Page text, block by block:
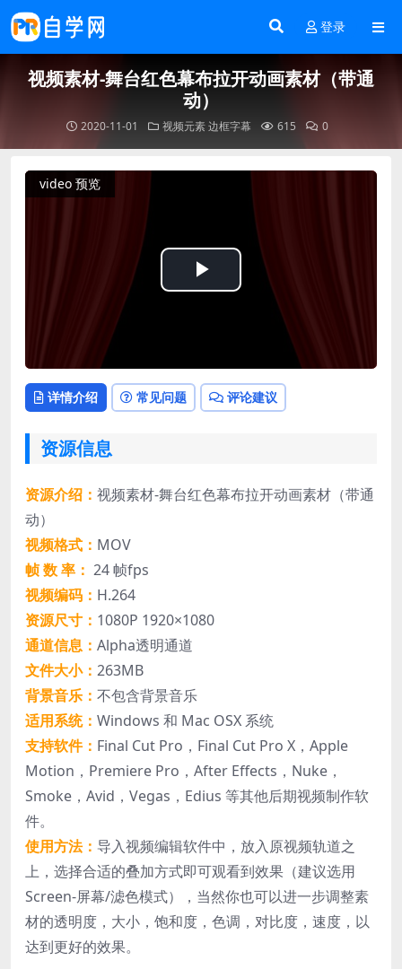
登录
视频素材-舞台红色幕布拉开动画素材（带通
动）
2020-11-01 视频元素边框字幕 615 0
video 预览
Play
详情介绍 常见问题 评论建议
资源信息
资源介绍： 视频素材-舞台红色幕布拉开动画素材（带通
动）
视频格式： MOV
帧 数 率： 24 帧fps
视频编码： H.264
资源尺寸： 1080P 1920×1080
通道信息： Alpha透明通道
文件大小： 263MB
背景音乐： 不包含背景音乐
适用系统： Windows 和 Mac OSX 系统
支持软件： Final Cut Pro，Final Cut Pro X，Apple
Motion，Premiere Pro，After Effects，Nuke，
Smoke，Avid，Vegas，Edius 等其他后期视频制作软
件。
使用方法： 导入视频编辑软件中，放入原视频轨道之
上，选择合适的叠加方式即可观看到效果（建议选用
Screen-屏幕/滤色模式），当然你也可以进一步调整素
材的透明度，大小，饱和度，色调，对比度，速度，以
达到更好的效果。